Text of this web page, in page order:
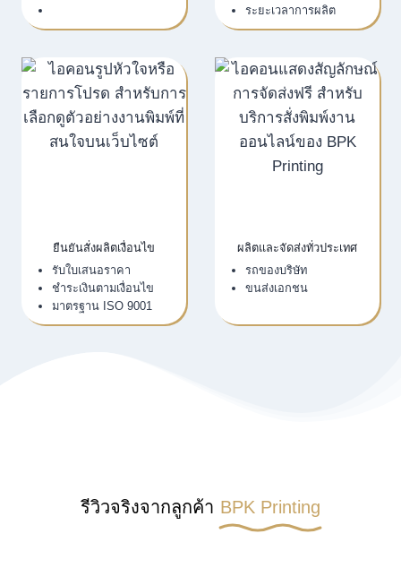
ระยะเวลาการผลิต
ยืนยันสั่งผลิตเงื่อนไข
รับใบเสนอราคา
ชำระเงินตามเงื่อนไข
มาตรฐาน ISO 9001
ผลิตและจัดส่งทั่วประเทศ
รถของบริษัท
ขนส่งเอกชน
รีวิวจริงจากลูกค้า BPK Printing